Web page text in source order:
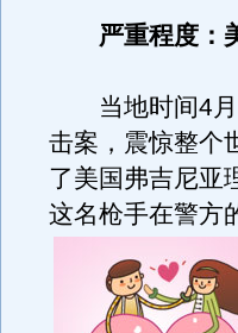
严重程度：
当地时间4月
击案，震惊整个
了美国弗吉尼亚
这名枪手在警方